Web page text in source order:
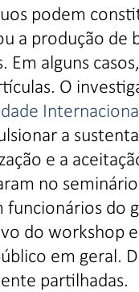
podem
a produção de
Em alguns
O
a
e a
no
funcionários do
do workshop
em geral.
partilhadas.